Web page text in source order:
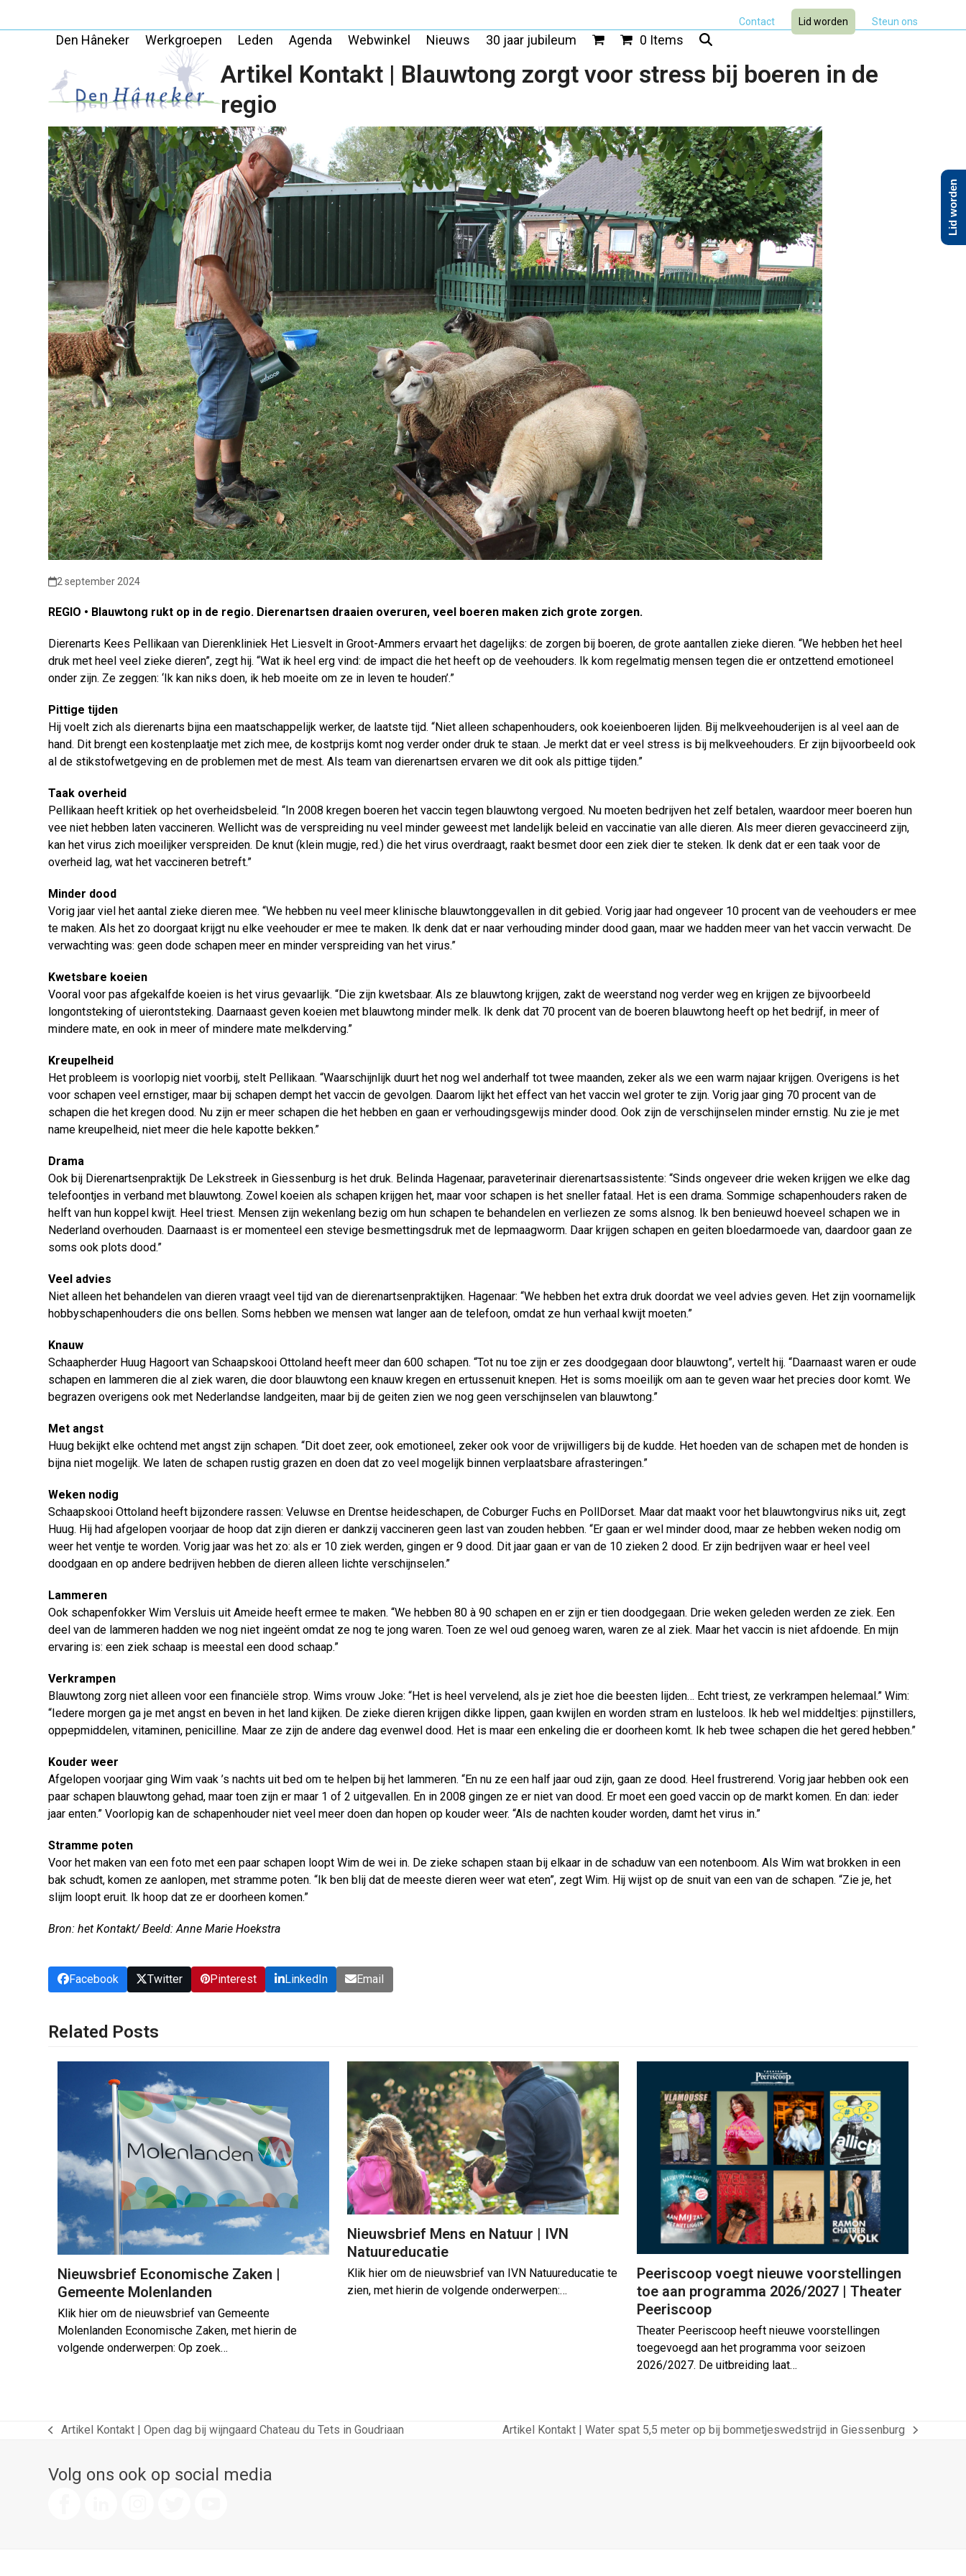
Contact Lid worden Steun ons
Den Hâneker Werkgroepen Leden Agenda Webwinkel Nieuws 30 jaar jubileum 0 Items
Artikel Kontakt | Blauwtong zorgt voor stress bij boeren in de
regio
2 september 2024
REGIO • Blauwtong rukt op in de regio. Dierenartsen draaien overuren, veel boeren maken zich grote zorgen.
Dierenarts Kees Pellikaan van Dierenkliniek Het Liesvelt in Groot-Ammers ervaart het dagelijks: de zorgen bij boeren, de grote aantallen zieke dieren. “We hebben het heel
druk met heel veel zieke dieren”, zegt hij. “Wat ik heel erg vind: de impact die het heeft op de veehouders. Ik kom regelmatig mensen tegen die er ontzettend emotioneel
onder zijn. Ze zeggen: ‘Ik kan niks doen, ik heb moeite om ze in leven te houden’.”
Pittige tijden
Hij voelt zich als dierenarts bijna een maatschappelijk werker, de laatste tijd. “Niet alleen schapenhouders, ook koeienboeren lijden. Bij melkveehouderijen is al veel aan de
hand. Dit brengt een kostenplaatje met zich mee, de kostprijs komt nog verder onder druk te staan. Je merkt dat er veel stress is bij melkveehouders. Er zijn bijvoorbeeld ook
al de stikstofwetgeving en de problemen met de mest. Als team van dierenartsen ervaren we dit ook als pittige tijden.”
Taak overheid
Pellikaan heeft kritiek op het overheidsbeleid. “In 2008 kregen boeren het vaccin tegen blauwtong vergoed. Nu moeten bedrijven het zelf betalen, waardoor meer boeren hun
vee niet hebben laten vaccineren. Wellicht was de verspreiding nu veel minder geweest met landelijk beleid en vaccinatie van alle dieren. Als meer dieren gevaccineerd zijn,
kan het virus zich moeilijker verspreiden. De knut (klein mugje, red.) die het virus overdraagt, raakt besmet door een ziek dier te steken. Ik denk dat er een taak voor de
overheid lag, wat het vaccineren betreft.”
Minder dood
Vorig jaar viel het aantal zieke dieren mee. “We hebben nu veel meer klinische blauwtonggevallen in dit gebied. Vorig jaar had ongeveer 10 procent van de veehouders er mee
te maken. Als het zo doorgaat krijgt nu elke veehouder er mee te maken. Ik denk dat er naar verhouding minder dood gaan, maar we hadden meer van het vaccin verwacht. De
verwachting was: geen dode schapen meer en minder verspreiding van het virus.”
Kwetsbare koeien
Vooral voor pas afgekalfde koeien is het virus gevaarlijk. “Die zijn kwetsbaar. Als ze blauwtong krijgen, zakt de weerstand nog verder weg en krijgen ze bijvoorbeeld
longontsteking of uierontsteking. Daarnaast geven koeien met blauwtong minder melk. Ik denk dat 70 procent van de boeren blauwtong heeft op het bedrijf, in meer of
mindere mate, en ook in meer of mindere mate melkderving.”
Kreupelheid
Het probleem is voorlopig niet voorbij, stelt Pellikaan. “Waarschijnlijk duurt het nog wel anderhalf tot twee maanden, zeker als we een warm najaar krijgen. Overigens is het
voor schapen veel ernstiger, maar bij schapen dempt het vaccin de gevolgen. Daarom lijkt het effect van het vaccin wel groter te zijn. Vorig jaar ging 70 procent van de
schapen die het kregen dood. Nu zijn er meer schapen die het hebben en gaan er verhoudingsgewijs minder dood. Ook zijn de verschijnselen minder ernstig. Nu zie je met
name kreupelheid, niet meer die hele kapotte bekken.”
Drama
Ook bij Dierenartsenpraktijk De Lekstreek in Giessenburg is het druk. Belinda Hagenaar, paraveterinair dierenartsassistente: “Sinds ongeveer drie weken krijgen we elke dag
telefoontjes in verband met blauwtong. Zowel koeien als schapen krijgen het, maar voor schapen is het sneller fataal. Het is een drama. Sommige schapenhouders raken de
helft van hun koppel kwijt. Heel triest. Mensen zijn wekenlang bezig om hun schapen te behandelen en verliezen ze soms alsnog. Ik ben benieuwd hoeveel schapen we in
Nederland overhouden. Daarnaast is er momenteel een stevige besmettingsdruk met de lepmaagworm. Daar krijgen schapen en geiten bloedarmoede van, daardoor gaan ze
soms ook plots dood.”
Veel advies
Niet alleen het behandelen van dieren vraagt veel tijd van de dierenartsenpraktijken. Hagenaar: “We hebben het extra druk doordat we veel advies geven. Het zijn voornamelijk
hobbyschapenhouders die ons bellen. Soms hebben we mensen wat langer aan de telefoon, omdat ze hun verhaal kwijt moeten.”
Knauw
Schaapherder Huug Hagoort van Schaapskooi Ottoland heeft meer dan 600 schapen. “Tot nu toe zijn er zes doodgegaan door blauwtong”, vertelt hij. “Daarnaast waren er oude
schapen en lammeren die al ziek waren, die door blauwtong een knauw kregen en ertussenuit knepen. Het is soms moeilijk om aan te geven waar het precies door komt. We
begrazen overigens ook met Nederlandse landgeiten, maar bij de geiten zien we nog geen verschijnselen van blauwtong.”
Met angst
Huug bekijkt elke ochtend met angst zijn schapen. “Dit doet zeer, ook emotioneel, zeker ook voor de vrijwilligers bij de kudde. Het hoeden van de schapen met de honden is
bijna niet mogelijk. We laten de schapen rustig grazen en doen dat zo veel mogelijk binnen verplaatsbare afrasteringen.”
Weken nodig
Schaapskooi Ottoland heeft bijzondere rassen: Veluwse en Drentse heideschapen, de Coburger Fuchs en PollDorset. Maar dat maakt voor het blauwtongvirus niks uit, zegt
Huug. Hij had afgelopen voorjaar de hoop dat zijn dieren er dankzij vaccineren geen last van zouden hebben. “Er gaan er wel minder dood, maar ze hebben weken nodig om
weer het ventje te worden. Vorig jaar was het zo: als er 10 ziek werden, gingen er 9 dood. Dit jaar gaan er van de 10 zieken 2 dood. Er zijn bedrijven waar er heel veel
doodgaan en op andere bedrijven hebben de dieren alleen lichte verschijnselen.”
Lammeren
Ook schapenfokker Wim Versluis uit Ameide heeft ermee te maken. “We hebben 80 à 90 schapen en er zijn er tien doodgegaan. Drie weken geleden werden ze ziek. Een
deel van de lammeren hadden we nog niet ingeënt omdat ze nog te jong waren. Toen ze wel oud genoeg waren, waren ze al ziek. Maar het vaccin is niet afdoende. En mijn
ervaring is: een ziek schaap is meestal een dood schaap.”
Verkrampen
Blauwtong zorg niet alleen voor een financiële strop. Wims vrouw Joke: “Het is heel vervelend, als je ziet hoe die beesten lijden… Echt triest, ze verkrampen helemaal.” Wim:
“Iedere morgen ga je met angst en beven in het land kijken. De zieke dieren krijgen dikke lippen, gaan kwijlen en worden stram en lusteloos. Ik heb wel middeltjes: pijnstillers,
oppepmiddelen, vitaminen, penicilline. Maar ze zijn de andere dag evenwel dood. Het is maar een enkeling die er doorheen komt. Ik heb twee schapen die het gered hebben.”
Kouder weer
Afgelopen voorjaar ging Wim vaak ’s nachts uit bed om te helpen bij het lammeren. “En nu ze een half jaar oud zijn, gaan ze dood. Heel frustrerend. Vorig jaar hebben ook een
paar schapen blauwtong gehad, maar toen zijn er maar 1 of 2 uitgevallen. En in 2008 gingen ze er niet van dood. Er moet een goed vaccin op de markt komen. En dan: ieder
jaar enten.” Voorlopig kan de schapenhouder niet veel meer doen dan hopen op kouder weer. “Als de nachten kouder worden, damt het virus in.”
Stramme poten
Voor het maken van een foto met een paar schapen loopt Wim de wei in. De zieke schapen staan bij elkaar in de schaduw van een notenboom. Als Wim wat brokken in een
bak schudt, komen ze aanlopen, met stramme poten. “Ik ben blij dat de meeste dieren weer wat eten”, zegt Wim. Hij wijst op de snuit van een van de schapen. “Zie je, het
slijm loopt eruit. Ik hoop dat ze er doorheen komen.”
Bron: het Kontakt/ Beeld: Anne Marie Hoekstra
Facebook Twitter Pinterest LinkedIn Email
Related Posts
Nieuwsbrief Economische Zaken |
Gemeente Molenlanden
Klik hier om de nieuwsbrief van Gemeente
Molenlanden Economische Zaken, met hierin de
volgende onderwerpen: Op zoek…
Nieuwsbrief Mens en Natuur | IVN
Natuureducatie
Klik hier om de nieuwsbrief van IVN Natuureducatie te
zien, met hierin de volgende onderwerpen:…
Peeriscoop voegt nieuwe voorstellingen
toe aan programma 2026/2027 | Theater
Peeriscoop
Theater Peeriscoop heeft nieuwe voorstellingen
toegevoegd aan het programma voor seizoen
2026/2027. De uitbreiding laat…
previous
Artikel Kontakt | Open dag bij wijngaard Chateau du Tets in Goudriaan
next
Artikel Kontakt | Water spat 5,5 meter op bij bommetjeswedstrijd in Giessenburg
Volg ons ook op social media
Lid worden